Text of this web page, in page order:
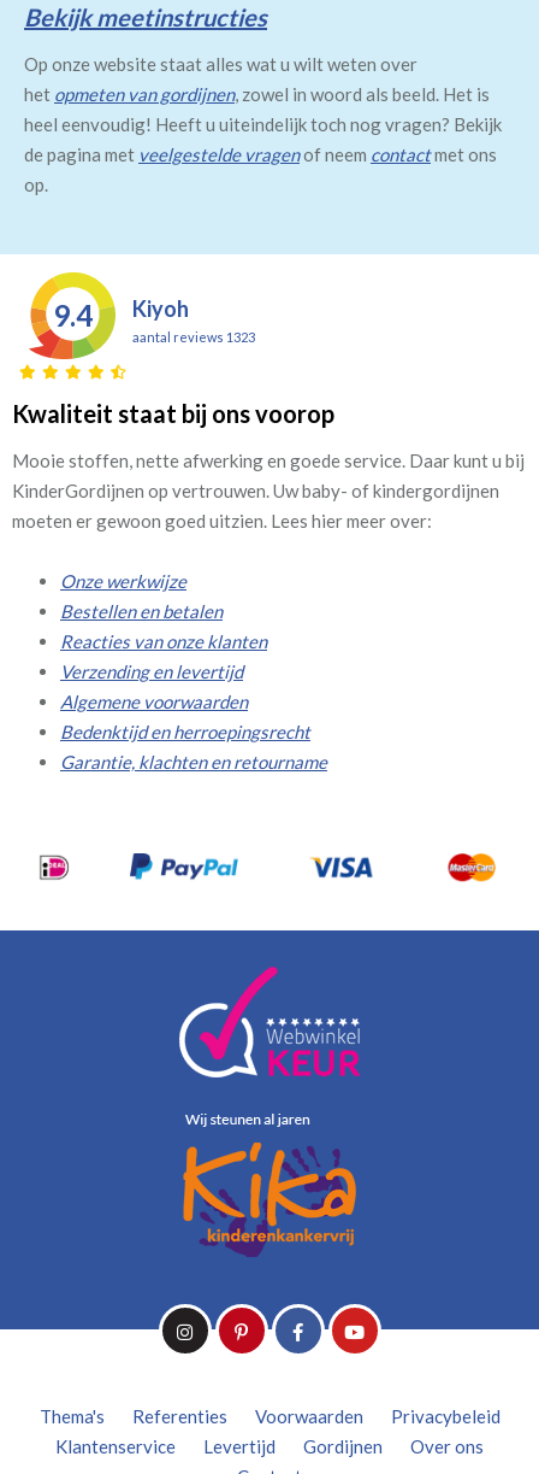
Bekijk meetinstructies
Op onze website staat alles wat u wilt weten over
het opmeten van gordijnen, zowel in woord als beeld. Het is
heel eenvoudig! Heeft u uiteindelijk toch nog vragen? Bekijk
de pagina met veelgestelde vragenof neem contactmet ons
op.
9.4 Kiyoh
aantal reviews 1323
Kwaliteit staat bij ons voorop
Mooie stoffen, nette afwerking en goede service. Daar kunt u bij
KinderGordijnen op vertrouwen. Uw baby- of kindergordijnen
moeten er gewoon goed uitzien. Lees hier meer over:
Onze werkwijze
Bestellen en betalen
Reacties van onze klanten
Verzending en levertijd
Algemene voorwaarden
Bedenktijd en herroepingsrecht
Garantie, klachten en retourname
Thema's Referenties Voorwaarden
Privacybeleid
Klantenservice
Levertijd Gordijnen
Over ons